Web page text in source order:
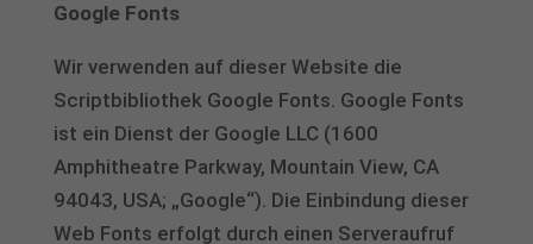
Google Fonts
Wir verwenden auf dieser Website die
Scriptbibliothek Google Fonts. Google Fonts
ist ein Dienst der Google LLC (1600
Amphitheatre Parkway, Mountain View, CA
94043, USA; „Google“). Die Einbindung dieser
Web Fonts erfolgt durch einen Serveraufruf